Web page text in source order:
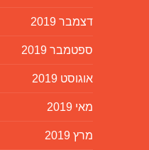
דצמבר 2019
ספטמבר 2019
אוגוסט 2019
מאי 2019
מרץ 2019